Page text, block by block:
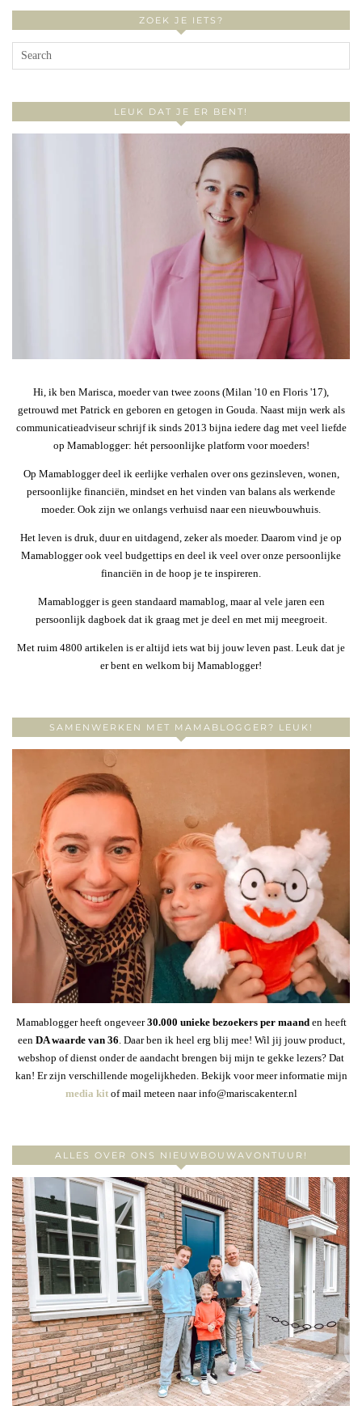
ZOEK JE IETS?
LEUK DAT JE ER BENT!
Hi, ik ben Marisca, moeder van twee zoons (Milan '10 en Floris '17),
getrouwd met Patrick en geboren en getogen in Gouda. Naast mijn werk als
communicatieadviseur schrijf ik sinds 2013 bijna iedere dag met veel liefde
op Mamablogger: hét persoonlijke platform voor moeders!
Op Mamablogger deel ik eerlijke verhalen over ons gezinsleven, wonen,
persoonlijke financiën, mindset en het vinden van balans als werkende
moeder. Ook zijn we onlangs verhuisd naar een nieuwbouwhuis.
Het leven is druk, duur en uitdagend, zeker als moeder. Daarom vind je op
Mamablogger ook veel budgettips en deel ik veel over onze persoonlijke
financiën in de hoop je te inspireren.
Mamablogger is geen standaard mamablog, maar al vele jaren een
persoonlijk dagboek dat ik graag met je deel en met mij meegroeit.
Met ruim 4800 artikelen is er altijd iets wat bij jouw leven past. Leuk dat je
er bent en welkom bij Mamablogger!
SAMENWERKEN MET MAMABLOGGER? LEUK!
Mamablogger heeft ongeveer30.000 unieke bezoekers per maanden heeft
een DA waarde van 36 . Daar ben ik heel erg blij mee! Wil jij jouw product,
webshop of dienst onder de aandacht brengen bij mijn te gekke lezers? Dat
kan! Er zijn verschillende mogelijkheden. Bekijk voor meer informatie mijn
media kitof mail meteen naar info@mariscakenter.nl
ALLES OVER ONS NIEUWBOUWAVONTUUR!